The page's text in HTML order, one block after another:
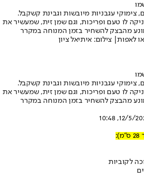
צימוקי עגבניות מיובשות וגבינת קשקבל.
לו טעם ופריכות, וגם שמן זית, שמעשיר את
מהבצק להשחיר בזמן המנוחה במקרר
לאפות| צילום: איתיאל ציון
צימוקי עגבניות מיובשות וגבינת קשקבל.
לו טעם ופריכות, וגם שמן זית, שמעשיר את
מהבצק להשחיר בזמן המנוחה במקרר
12/5/2022,